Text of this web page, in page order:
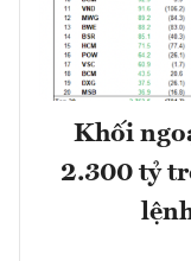
Khối
2.300 tỷ